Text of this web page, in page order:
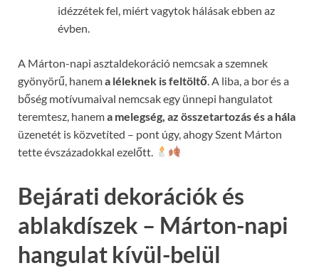
idézzétek fel, miért vagytok hálásak ebben az
évben.
A Márton-napi asztaldekoráció nemcsak a szemnek
gyönyörű, hanema léleknek is feltöltő . A liba, a bor és a
bőség motívumaival nemcsak egy ünnepi hangulatot
teremtesz, hanema melegség, az összetartozás és a hála
üzenetét is közvetíted – pont úgy, ahogy Szent Márton
tette évszázadokkal ezelőtt.
Bejárati dekorációk és
ablakdíszek – Márton-napi
hangulat kívül-belül